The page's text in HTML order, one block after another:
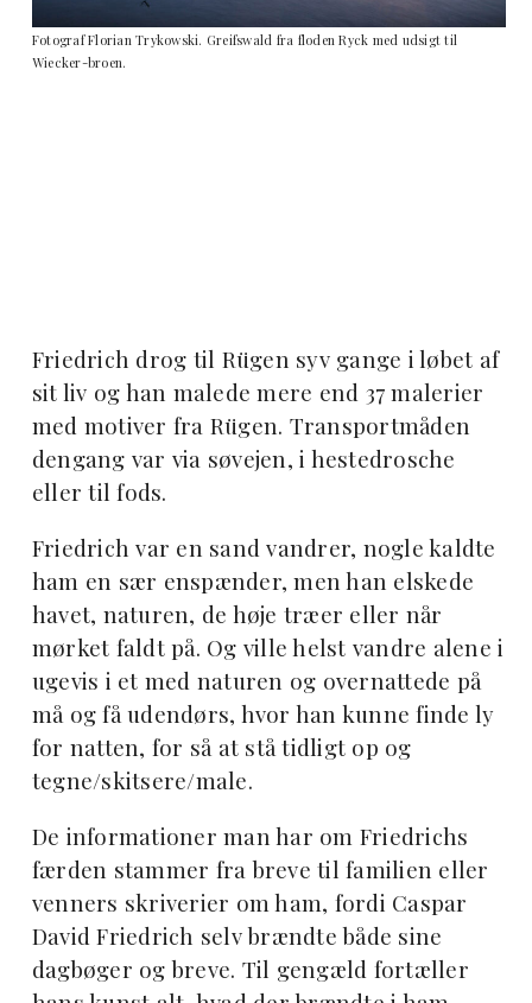
Fotograf Florian Trykowski. Greifswald fra floden Ryck med udsigt til
Wiecker-broen.
Friedrich drog til Rügen syv gange i løbet af
sit liv og han malede mere end 37 malerier
med motiver fra Rügen. Transportmåden
dengang var via søvejen, i hestedrosche
eller til fods.
Friedrich var en sand vandrer, nogle kaldte
ham en sær enspænder, men han elskede
havet, naturen, de høje træer eller når
mørket faldt på. Og ville helst vandre alene i
ugevis i et med naturen og overnattede på
må og få udendørs, hvor han kunne finde ly
for natten, for så at stå tidligt op og
tegne/skitsere/male.
De informationer man har om Friedrichs
færden stammer fra breve til familien eller
venners skriverier om ham, fordi Caspar
David Friedrich selv brændte både sine
dagbøger og breve. Til gengæld fortæller